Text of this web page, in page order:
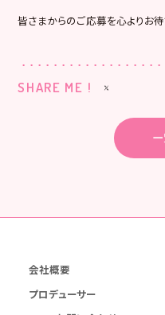
皆さまからのご応募を心よりお待
SHARE ME !
会社概要
プロデューサー